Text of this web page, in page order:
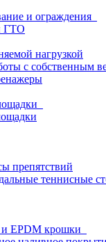
и ограждения
ГТО
нагрузкой
с собственным
препятствий
теннисные
и EPDM крошки